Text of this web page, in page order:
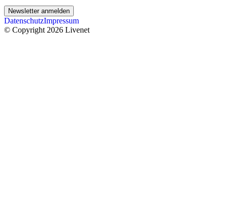
Newsletter anmelden
DatenschutzImpressum
© Copyright 2026 Livenet